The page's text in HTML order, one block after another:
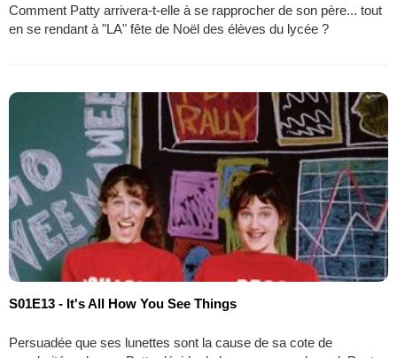
Comment Patty arrivera-t-elle à se rapprocher de son père... tout
en se rendant à "LA" fête de Noël des élèves du lycée ?
S01E13 - It's All How You See Things
Persuadée que ses lunettes sont la cause de sa cote de